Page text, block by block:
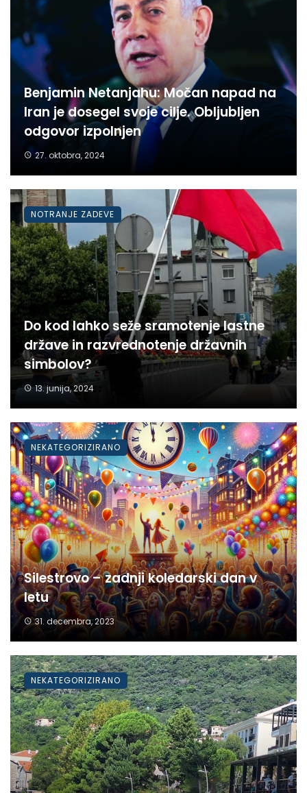
Benjamin Netanjahu: Močan napad na
Iran je dosegel svoje cilje. Obljubljen
odgovor izpolnjen
27. oktobra, 2024
Do kod lahko seže sramotenje lastne
države in razvrednotenje državnih
simbolov?
13. junija, 2024
NOTRANJE ZADEVE
Silestrovo – zadnji koledarski dan v
letu
31. decembra, 2023
NEKATEGORIZIRANO
NEKATEGORIZIRANO